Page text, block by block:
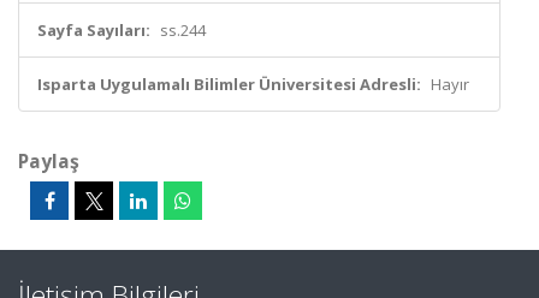
Sayfa Sayıları: ss.244
Isparta Uygulamalı Bilimler Üniversitesi Adresli: Hayır
Paylaş